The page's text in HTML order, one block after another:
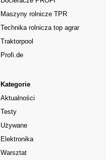
Kategorie
Aktualności
Testy
Używane
Elektronika
Warsztat
Maszyny rolnicze TPR
Technika rolnicza top agrar
Traktorpool
Profi.de